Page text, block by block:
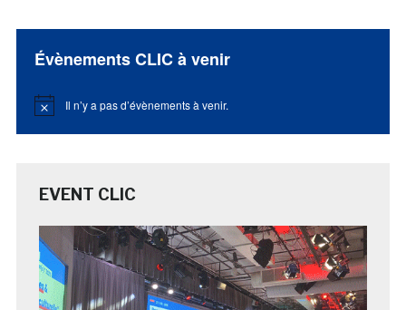
Évènements CLIC à venir
Notice Il n’y a pas d’évènements à venir.
EVENT CLIC